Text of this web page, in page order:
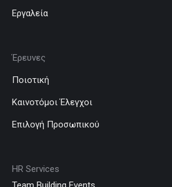
Εργαλεία
Έρευνες
Ποιοτική
Καινοτόμοι Έλεγχοι
Επιλογή Προσωπικού
HR Services